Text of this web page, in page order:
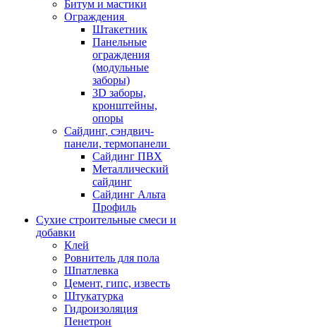
Битум и мастики
Ограждения
Штакетник
Панельные
ограждения
(модульные
заборы)
3D заборы,
кронштейны,
опоры
Cайдинг, сэндвич-
панели, термопанели
Сайдинг ПВХ
Металлический
сайдинг
Сайдинг Альта
Профиль
Сухие строительные смеси и
добавки
Клей
Ровнитель для пола
Шпатлевка
Цемент, гипс, известь
Штукатурка
Гидроизоляция
Пенетрон